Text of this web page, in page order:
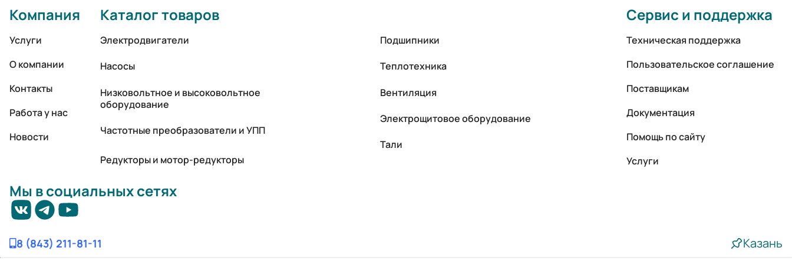
Компания
Услуги
О компании
Контакты
Работа у нас
Новости
Каталог товаров
Электродвигатели
Насосы
Низковольтное и высоковольтное
оборудование
Частотные преобразователи и УПП
Редукторы и мотор-редукторы
Подшипники
Теплотехника
Вентиляция
Электрощитовое оборудование
Тали
Сервис и поддержка
Техническая поддержка
Пользовательское соглашение
Поставщикам
Документация
Помощь по сайту
Услуги
Мы в социальных сетях
8 (843) 211-81-11 Казань